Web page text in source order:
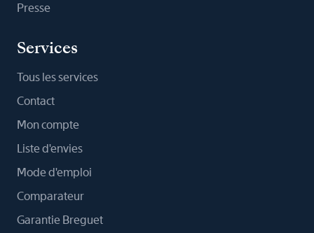
Presse
Services
Tous les services
Contact
Mon compte
Liste d'envies
Mode d'emploi
Comparateur
Garantie Breguet